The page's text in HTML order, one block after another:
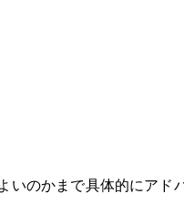
のかまで具体的にアド